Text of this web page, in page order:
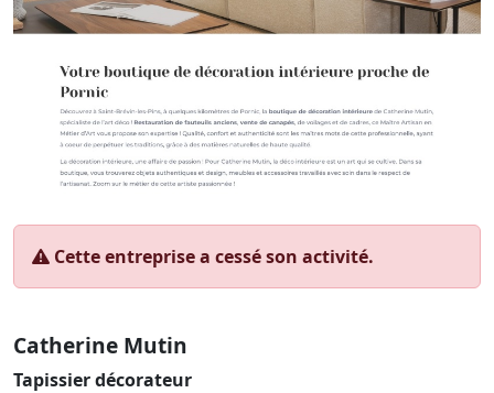
Cette entreprise a cessé son activité.
Catherine Mutin
Tapissier décorateur